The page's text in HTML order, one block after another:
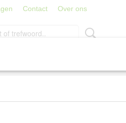
Contact Over ons